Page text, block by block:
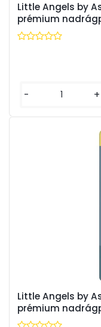
Little Angels by
prémium
- +
Little Angels by
prémium